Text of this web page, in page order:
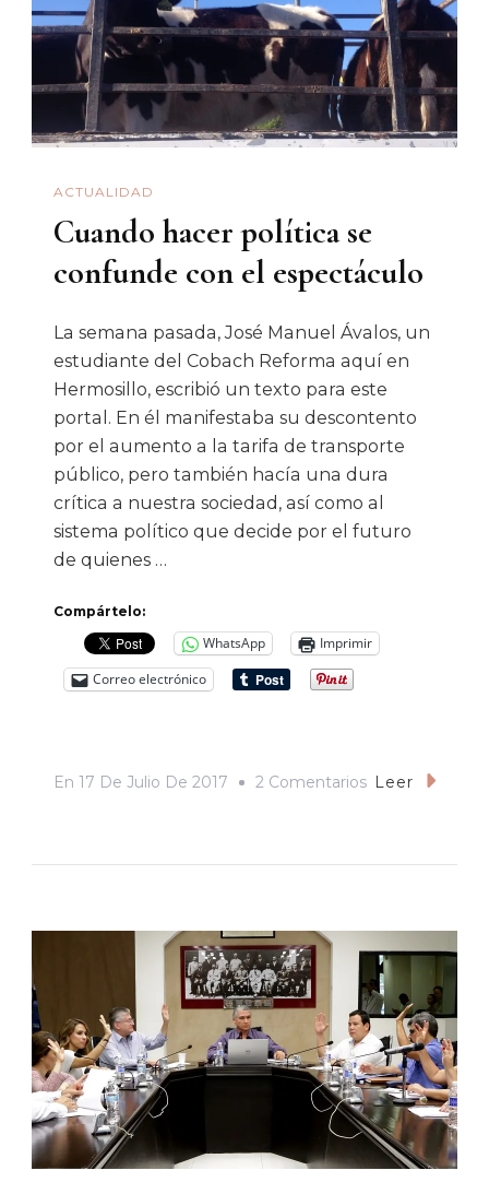
ACTUALIDAD
Cuando hacer política se
confunde con el espectáculo
La semana pasada, José Manuel Ávalos, un
estudiante del Cobach Reforma aquí en
Hermosillo, escribió un texto para este
portal. En él manifestaba su descontento
por el aumento a la tarifa de transporte
público, pero también hacía una dura
crítica a nuestra sociedad, así como al
sistema político que decide por el futuro
de quienes …
Compártelo:
WhatsApp
Imprimir
Correo electrónico
En 17 De Julio De 2017 2 ComentariosEn
Con
El
Espectáculo
Leer